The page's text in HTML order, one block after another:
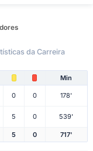
da Carreira
Min
0 0 178'
5 0 539'
5 0 717'